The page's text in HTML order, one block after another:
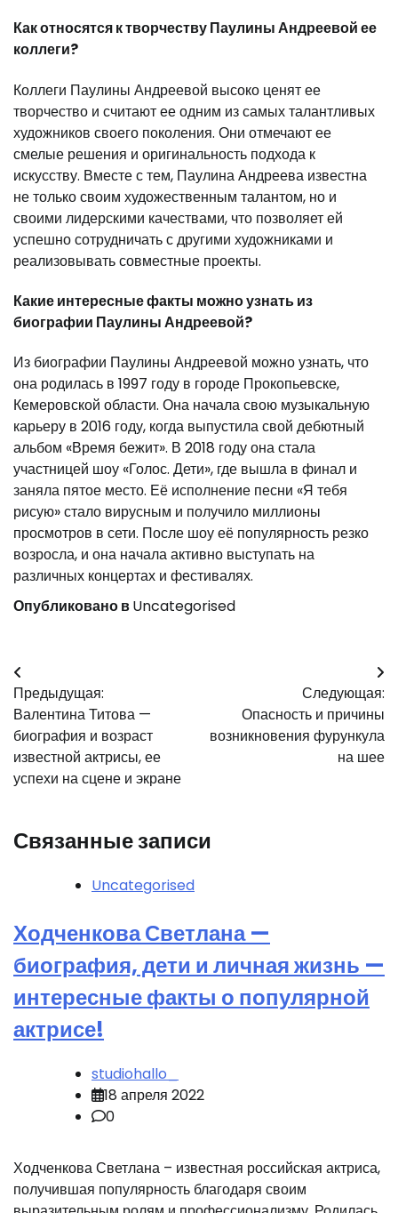
Как относятся к творчеству Паулины Андреевой ее
коллеги?
Коллеги Паулины Андреевой высоко ценят ее
творчество и считают ее одним из самых талантливых
художников своего поколения. Они отмечают ее
смелые решения и оригинальность подхода к
искусству. Вместе с тем, Паулина Андреева известна
не только своим художественным талантом, но и
своими лидерскими качествами, что позволяет ей
успешно сотрудничать с другими художниками и
реализовывать совместные проекты.
Какие интересные факты можно узнать из
биографии Паулины Андреевой?
Из биографии Паулины Андреевой можно узнать, что
она родилась в 1997 году в городе Прокопьевске,
Кемеровской области. Она начала свою музыкальную
карьеру в 2016 году, когда выпустила свой дебютный
альбом «Время бежит». В 2018 году она стала
участницей шоу «Голос. Дети», где вышла в финал и
заняла пятое место. Её исполнение песни «Я тебя
рисую» стало вирусным и получило миллионы
просмотров в сети. После шоу её популярность резко
возросла, и она начала активно выступать на
различных концертах и фестивалях.
Опубликовано вUncategorised
Навигация
по
записям
Предыдущая:
Валентина Титова —
биография и возраст
известной актрисы, ее
успехи на сцене и экране
Следующая:
Опасность и причины
возникновения фурункула
на шее
Связанные записи
Uncategorised
Ходченкова Светлана —
биография, дети и личная жизнь —
интересные факты о популярной
актрисе!
studiohallo_
18 апреля 2022
0
Ходченкова Светлана – известная российская актриса,
получившая популярность благодаря своим